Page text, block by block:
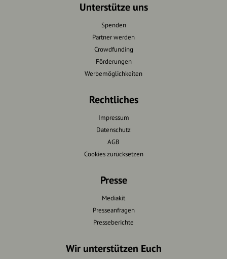
Unterstütze uns
Spenden
Partner werden
Crowdfunding
Förderungen
Werbemöglichkeiten
Rechtliches
Impressum
Datenschutz
AGB
Cookies zurücksetzen
Presse
Mediakit
Presseanfragen
Presseberichte
Wir unterstützen Euch